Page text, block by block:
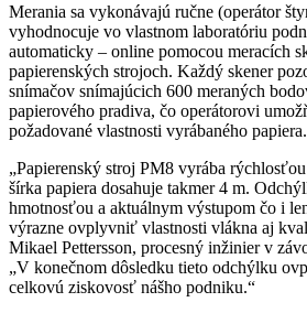
Merania sa vykonávajú ručne (operátor
vyhodnocuje vo vlastnom laboratóriu
automaticky – online pomocou meracích
papierenských strojoch. Každý skener
snímačov snímajúcich 600 meraných
papierového pradiva, čo operátorovi
požadované vlastnosti vyrábaného papiera.
„Papierenský stroj PM8 vyrába
šírka papiera dosahuje takmer 4 m.
hmotnosťou a aktuálnym výstupom čo i
výrazne ovplyvniť vlastnosti vlákna aj
Mikael Pettersson, procesný inžinier v
„V konečnom dôsledku tieto odchýlku
celkovú ziskovosť nášho podniku.“